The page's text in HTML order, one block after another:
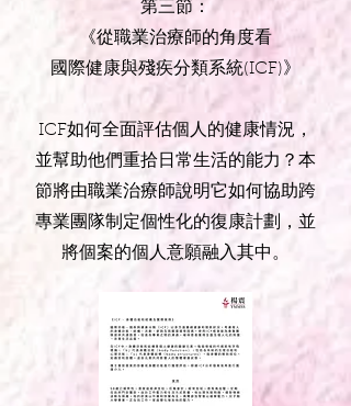
第三節：
《從職業治療師的角度看
國際健康與殘疾分類系統(ICF)》
ICF如何全面評估個人的健康情況，
並幫助他們重拾日常生活的能力？本
節將由職業治療師說明它如何協助跨
專業團隊制定個性化的復康計劃，並
將個案的個人意願融入其中。